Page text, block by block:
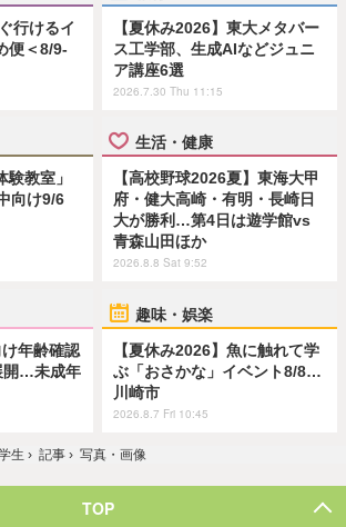
行けるイ
便＜8/9-
【夏休み2026】東大メタバー
ス工学部、生成AIなどジュニ
ア講座6選
2026.7.30 Thu 11:15
教室」
向け9/6
生活・健康
【高校野球2026夏】東海大甲
府・健大高崎・有明・長崎日
大が勝利…第4日は遊学館vs
青森山田ほか
2026.8.8 Sat 9:52
年齢確認
開…未成年
趣味・娯楽
【夏休み2026】魚に触れて学
ぶ「おさかな」イベント8/8…
川崎市
2026.8.7 Fri 10:45
生 › 記事 › 写真・画像
TOP